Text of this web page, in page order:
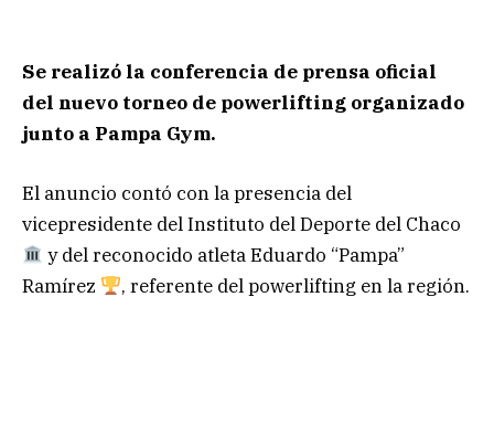
Se realizó la conferencia de prensa oficial
del nuevo torneo de powerlifting organizado
junto a Pampa Gym.
El anuncio contó con la presencia del
vicepresidente del Instituto del Deporte del Chaco
y del reconocido atleta Eduardo “Pampa”
Ramírez
, referente del powerlifting en la región.